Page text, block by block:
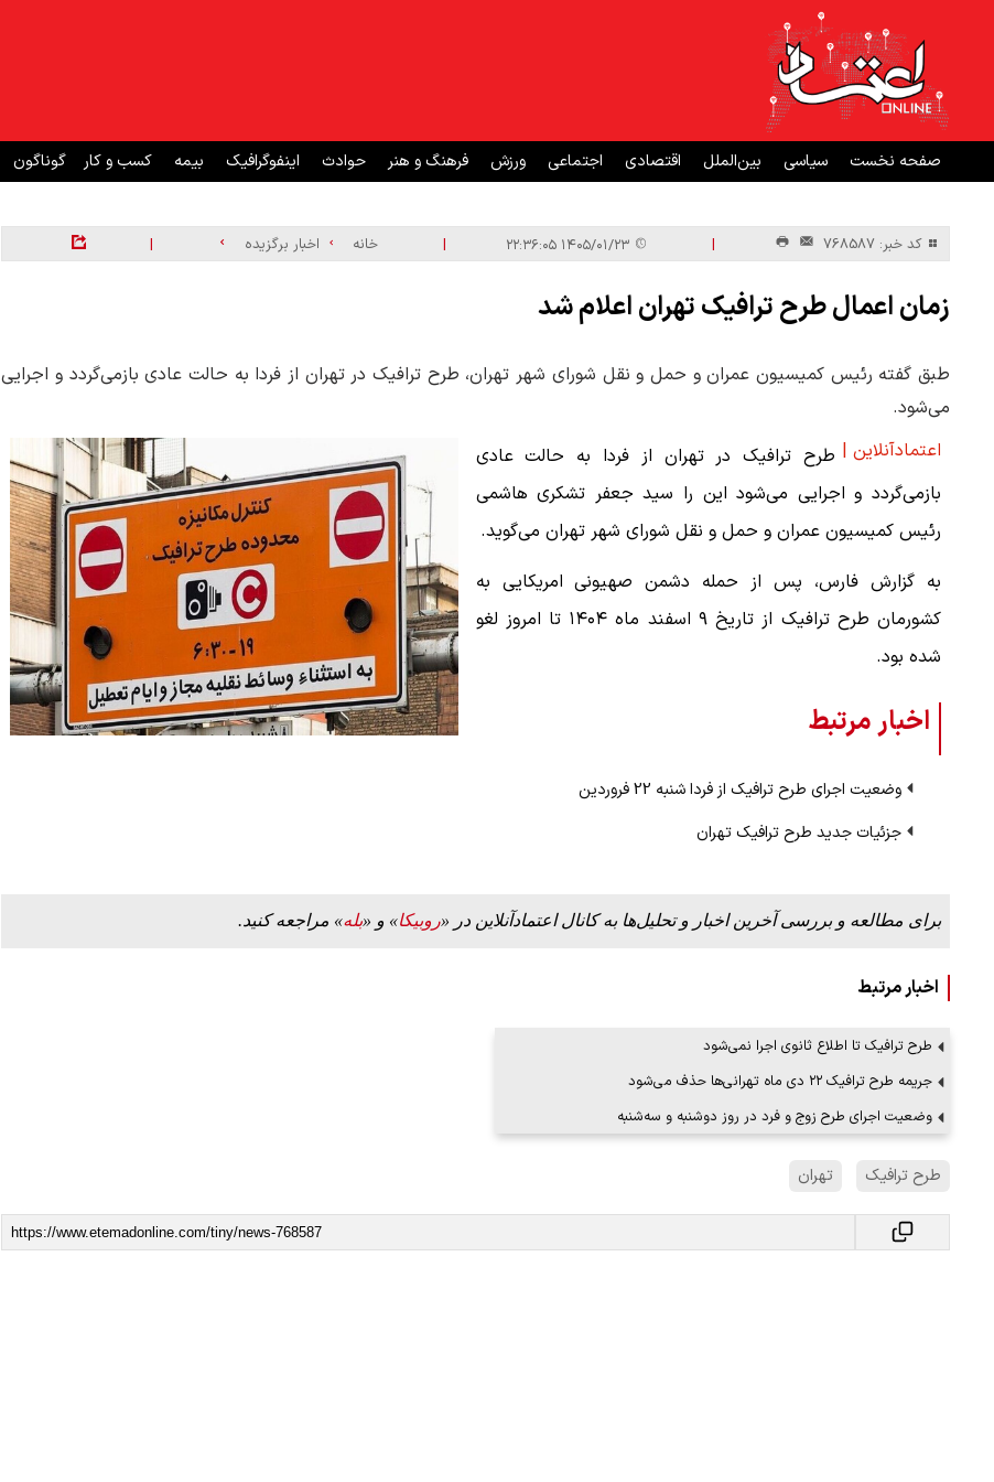
صفحه نخست سیاسی بین‌الملل اقتصادی اجتماعی ورزش فرهنگ و هنر حوادث اینفوگرافیک بیمه کسب و کار گوناگون
کد خبر: 768587 | ۱۴۰۵/۰۱/۲۳ ۲۲:۳۶:۰۵ | خانه اخبار برگزیده |
زمان اعمال طرح ترافیک تهران اعلام شد
طبق گفته رئیس کمیسیون عمران و حمل و نقل شورای شهر تهران، طرح ترافیک در تهران از فردا به حالت عادی بازمی‌گردد و اجرایی
می‌شود.
اعتمادآنلاین | طرح ترافیک در تهران از فردا به حالت عادی
بازمی‌گردد و اجرایی می‌شود این را سید جعفر تشکری هاشمی
رئیس کمیسیون عمران و حمل و نقل شورای شهر تهران می‌گوید.
به گزارش فارس، پس از حمله دشمن صهیونی امریکایی به
کشورمان طرح ترافیک از تاریخ ۹ اسفند ماه ۱۴۰۴ تا امروز لغو
شده بود.
اخبار مرتبط
وضعیت اجرای طرح ترافیک از فردا شنبه 22 فروردین
جزئیات جدید طرح ترافیک تهران
برای مطالعه و بررسی آخرین اخبار و تحلیل‌ها به کانال اعتمادآنلاین در «روبیکا» و «بله» مراجعه کنید.
اخبار مرتبط
طرح ترافیک تا اطلاع ثانوی اجرا نمی‌شود
جریمه طرح ترافیک ۲۲ دی ماه تهرانی‌ها حذف می‌شود
وضعیت اجرای طرح زوج و فرد در روز دوشنبه و سه‌شنبه
طرح ترافیک تهران